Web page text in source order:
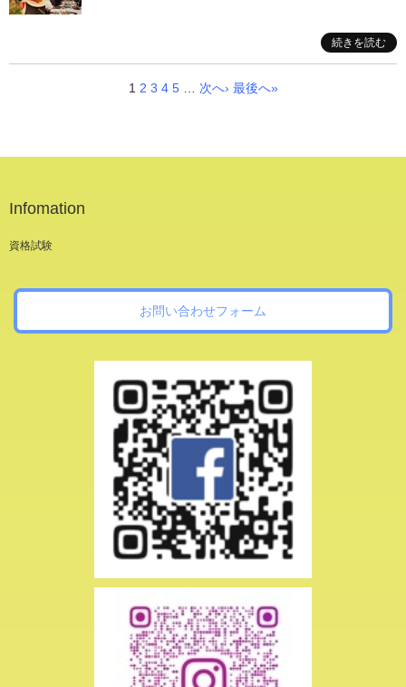
続きを読む
1 2 3 4 5 次へ› 最後へ»
Infomation
資格試験
お問い合わせフォーム